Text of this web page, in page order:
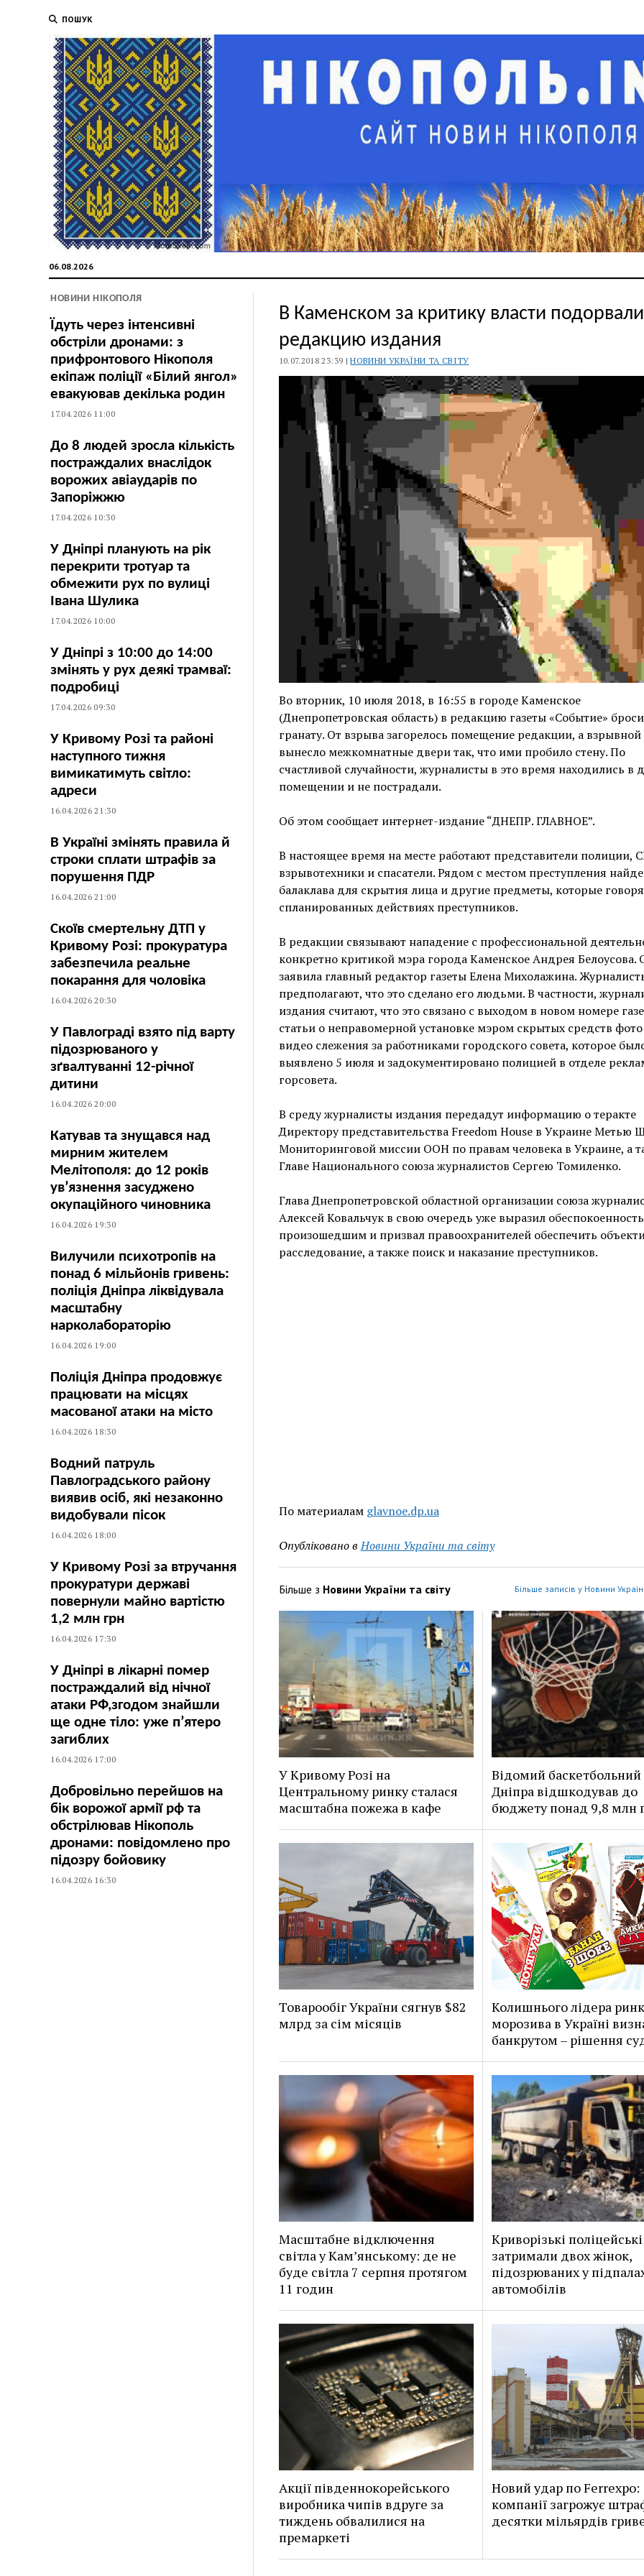
ПОШУК
06.08.2026
НОВИНИ НІКОПОЛЯ
Їдуть через інтенсивні
обстріли дронами: з
прифронтового Нікополя
екіпаж поліції «Білий янгол»
евакуював декілька родин
17.04.2026 11:00
До 8 людей зросла кількість
постраждалих внаслідок
ворожих авіаударів по
Запоріжжю
17.04.2026 10:30
У Дніпрі планують на рік
перекрити тротуар та
обмежити рух по вулиці
Івана Шулика
17.04.2026 10:00
У Дніпрі з 10:00 до 14:00
змінять у рух деякі трамваї:
подробиці
17.04.2026 09:30
У Кривому Розі та районі
наступного тижня
вимикатимуть світло:
адреси
16.04.2026 21:30
В Україні змінять правила й
строки сплати штрафів за
порушення ПДР
16.04.2026 21:00
Скоїв смертельну ДТП у
Кривому Розі: прокуратура
забезпечила реальне
покарання для чоловіка
16.04.2026 20:30
У Павлограді взято під варту
підозрюваного у
зґвалтуванні 12-річної
дитини
16.04.2026 20:00
Катував та знущався над
мирним жителем
Мелітополя: до 12 років
ув’язнення засуджено
окупаційного чиновника
16.04.2026 19:30
Вилучили психотропів на
понад 6 мільйонів гривень:
поліція Дніпра ліквідувала
масштабну
нарколабораторію
16.04.2026 19:00
Поліція Дніпра продовжує
працювати на місцях
масованої атаки на місто
16.04.2026 18:30
Водний патруль
Павлоградського району
виявив осіб, які незаконно
видобували пісок
16.04.2026 18:00
У Кривому Розі за втручання
прокуратури державі
повернули майно вартістю
1,2 млн грн
16.04.2026 17:30
У Дніпрі в лікарні помер
постраждалий від нічної
атаки РФ,згодом знайшли
ще одне тіло: уже п’ятеро
загиблих
16.04.2026 17:00
Добровільно перейшов на
бік ворожої армії рф та
обстрілював Нікополь
дронами: повідомлено про
підозру бойовику
16.04.2026 16:30
В Каменском за критику власти подорвали
редакцию издания
10.07.2018 23:39 |НОВИНИ УКРАЇНИ ТА СВІТУ
Во вторник, 10 июля 2018, в 16:55 в городе Каменское
(Днепропетровская область) в редакцию газеты «Событие»
гранату. От взрыва загорелось помещение редакции, а
вынесло межкомнатные двери так, что ими пробило стену. По
счастливой случайности, журналисты в это время находились в
помещении и не пострадали.
Об этом сообщает интернет-издание “ДНЕПР. ГЛАВНОЕ”.
В настоящее время на месте работают представители полиции,
взрывотехники и спасатели. Рядом с местом преступления
балаклава для скрытия лица и другие предметы, которые
спланированных действиях преступников.
В редакции связывают нападение с профессиональной
конкретно критикой мэра города Каменское Андрея Белоусова.
заявила главный редактор газеты Елена Михолажина.
предполагают, что это сделано его людьми. В частности,
издания считают, что это связано с выходом в новом номере
статьи о неправомерной установке мэром скрытых средств
видео слежения за работниками городского совета, которое
выявлено 5 июля и задокументировано полицией в отделе
горсовета.
В среду журналисты издания передадут информацию о теракте
Директору представительства Freedom House в Украине Метью
Мониторинговой миссии ООН по правам человека в Украине, а
Главе Национального союза журналистов Сергею Томиленко.
Глава Днепропетровской областной организации союза
Алексей Ковальчук в свою очередь уже выразил обеспокоенность
произошедшим и призвал правоохранителей обеспечить
расследование, а также поиск и наказание преступников.
По материалам glavnoe.dp.ua
Опубліковано в Новини України та світу
Більше з Новини України та світу Більше записів у Новини
У Кривому Розі на
Центральному ринку сталася
масштабна пожежа в кафе
Відомий баскетбольний
Дніпра відшкодував до
бюджету понад 9,8 млн
Товарообіг України сягнув $82
млрд за сім місяців
Колишнього лідера
морозива в Україні
банкрутом – рішення
Масштабне відключення
світла у Кам’янському: де не
буде світла 7 серпня протягом
11 годин
Криворізькі поліцейські
затримали двох жінок,
підозрюваних у
автомобілів
Акції південнокорейського
виробника чипів вдруге за
тиждень обвалилися на
премаркеті
Новий удар по Ferrexpo:
компанії загрожує
десятки мільярдів